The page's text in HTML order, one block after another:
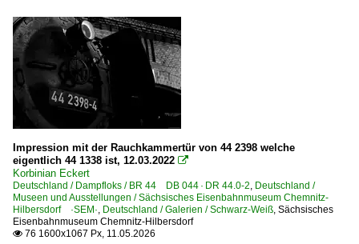
BR 03 DB 003 · DR 03.2
BR 38 DB 038 · DR 38.10-40 preuß. P8
BR 41 DR 41.1 ·Reko-Lok·
BR 44 DB 044 · DR 44.0-2
BR 50 DR 50.35-37 ·DR-Rekolok·
BR 57.10-35 preuß. G 10
BR 58.2-21 bad. sächs. württ. preuß. G 12
BR 86 DB 086 · DR 86.1
BR 89.62 preuß. T 3 mit Schlepptender
Impression mit der Rauchkammertür von 44 2398 welche
eigentlich 44 1338 ist, 12.03.2022 
Korbinian Eckert
Deutschland / Dampfloks / BR 44 DB 044 · DR 44.0-2, Deutschland /
Museen und Ausstellungen / Sächsisches Eisenbahnmuseum Chemnitz-
Hilbersdorf ·SEM·, Deutschland / Galerien / Schwarz-Weiß, Sächsisches
Eisenbahnmuseum Chemnitz-Hilbersdorf
 76 1600x1067 Px, 11.05.2026